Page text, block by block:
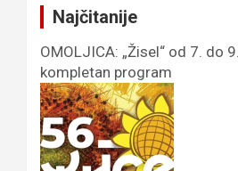
Najčitanije
OMOLJICA: „Žisel“ od 7. do
kompletan program